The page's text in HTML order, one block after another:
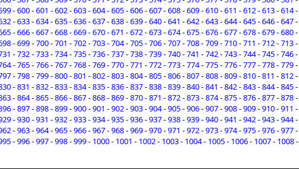
-600-601 -602-603-604-605-606-607-608-609-610-611 -612-613-614-
-633-634-635-636-637-638-639-640-641 -642-643-644-645-646-647-
-666-667-668-669-670-671 -672-673-674-675-676-677-678-679-680-
-699-700-701 -702-703-704-705-706-707-708-709-710-711 -712-713-
-732-733-734-735-736-737-738-739-740-741 -742-743-744-745-746-
-765-766-767-768-769-770-771 -772-773-774-775-776-777-778-779-
-798-799-800-801 -802-803-804-805-806-807-808-809-810-811 -812-
-831 -832-833-834-835-836-837-838-839-840-841 -842-843-844-845-
-864-865-866-867-868-869-870-871 -872-873-874-875-876-877-878-
-897-898-899-900-901 -902-903-904-905-906-907-908-909-910-911 -
-930-931 -932-933-934-935-936-937-938-939-940-941 -942-943-944-
-963-964-965-966-967-968-969-970-971 -972-973-974-975-976-977-
-996-997-998-999- 1000- 1001 - 1002- 1003- 1004- 1005- 1006- 1007- 1008-